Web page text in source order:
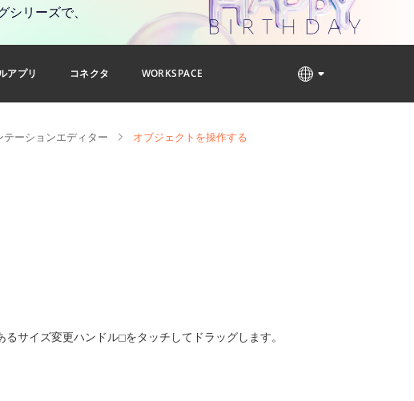
シリーズで、
アプリ コネクタ WORKSPACE
テーションエディター オブジェクトを操作する
るサイズ変更ハンドル をタッチしてドラッグします。